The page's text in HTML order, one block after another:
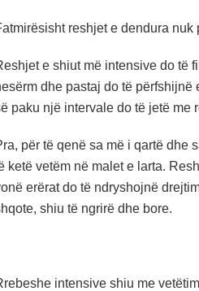
reshjet e dendura
e shiut më intensive do të
dhe pastaj do të
paku një intervale do të jetë me
për të qenë sa më i qartë dhe
ketë vetëm në malet e larta.
erërat do të ndryshojnë
shiu të ngrirë dhe bore.
intensive shiu me